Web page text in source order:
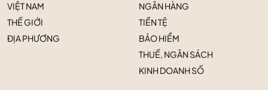
VIỆT NAM
THẾ GIỚI
ĐỊA PHƯƠNG
NGÂN HÀNG
TIỀN TỆ
BẢO HIỂM
THUẾ, NGÂN SÁCH
KINH DOANH SỐ